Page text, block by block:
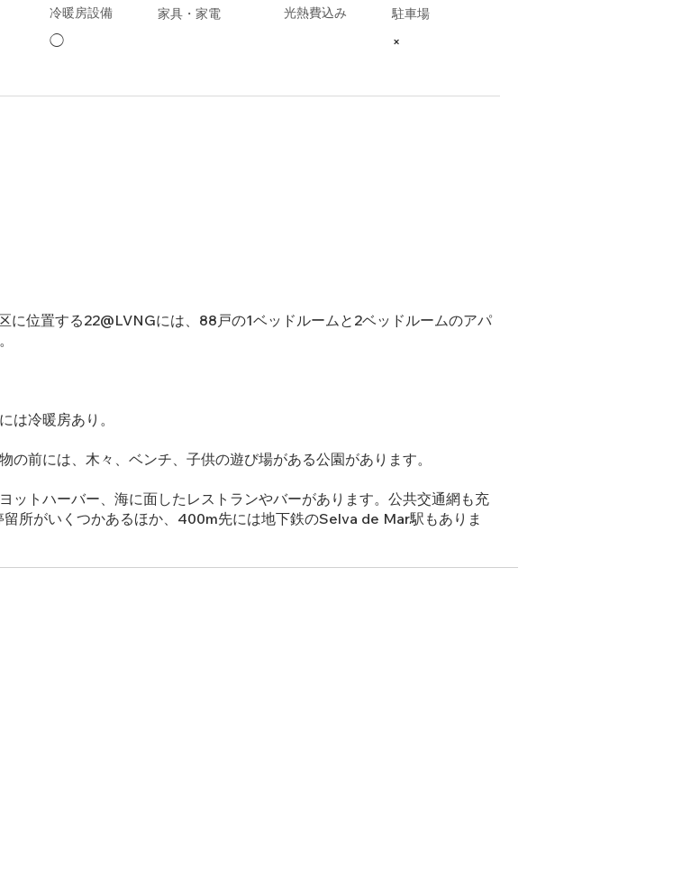
冷暖房設備
◯
家具・家電 光熱費込み 駐車場
×
位置する22@LVNGには、88戸の1ベッドルームと2ベッドルームのアパ
は冷暖房あり。
前には、木々、ベンチ、子供の遊び場がある公園があります。
ットハーバー、海に面したレストランやバーがあります。公共交通網も充
所がいくつかあるほか、400m先には地下鉄のSelva de Mar駅もありま